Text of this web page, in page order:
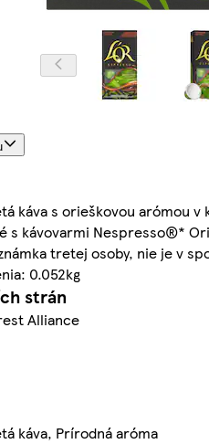
káva s orieškovou arómou v
s kávovarmi Nespresso®*
tretej osoby, nie je v
0.052kg
strán
Alliance
káva, Prírodná aróma